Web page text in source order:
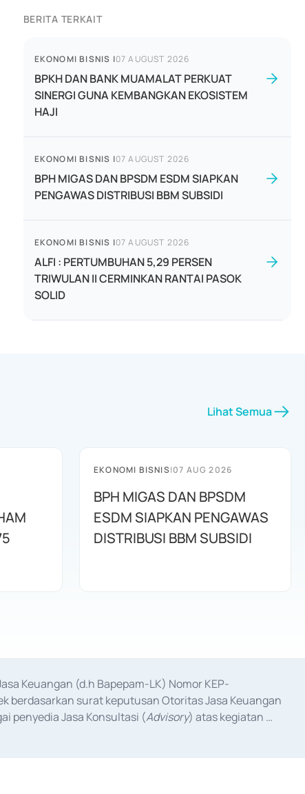
BERITA TERKAIT
EKONOMI BISNIS |07 AUGUST 2026
BPKH DAN BANK MUAMALAT PERKUAT
SINERGI GUNA KEMBANGKAN EKOSISTEM
HAJI
EKONOMI BISNIS |07 AUGUST 2026
BPH MIGAS DAN BPSDM ESDM SIAPKAN
PENGAWAS DISTRIBUSI BBM SUBSIDI
EKONOMI BISNIS |07 AUGUST 2026
ALFI : PERTUMBUHAN 5,29 PERSEN
TRIWULAN II CERMINKAN RANTAI PASOK
SOLID
Lihat Semua
EKONOMI BISNIS|07 AUG 2026
BPH MIGAS DAN BPSDM
ESDM SIAPKAN PENGAWAS
DISTRIBUSI BBM SUBSIDI
Keuangan (d.h Bapepam-LK) Nomor KEP-
berdasarkan surat keputusan Otoritas Jasa Keuangan
penyedia Jasa Konsultasi (Advisory) atas kegiatan